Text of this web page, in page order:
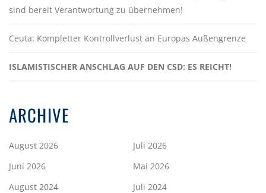
sind bereit Verantwortung zu übernehmen!
Ceuta: Kompletter Kontrollverlust an Europas Außengrenze
ISLAMISTISCHER ANSCHLAG AUF DEN CSD: ES REICHT!
ARCHIVE
August 2026
Juli 2026
Juni 2026
Mai 2026
August 2024
Juli 2024